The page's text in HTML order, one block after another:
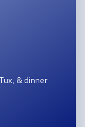
& dinner